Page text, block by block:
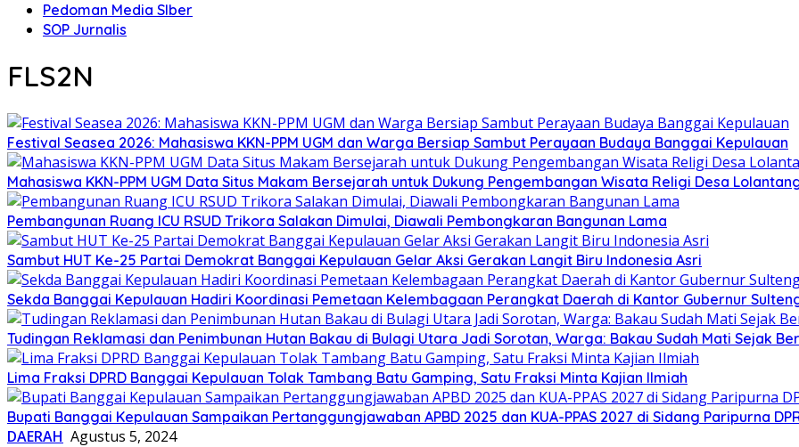
Pedoman Media SIber
SOP Jurnalis
FLS2N
Festival Seasea 2026: Mahasiswa KKN-PPM UGM dan Warga Bersiap Sambut Perayaan Budaya Banggai Kepulauan
Mahasiswa KKN-PPM UGM Data Situs Makam Bersejarah untuk Dukung Pengembangan Wisata Religi Desa
Pembangunan Ruang ICU RSUD Trikora Salakan Dimulai, Diawali Pembongkaran Bangunan Lama
Sambut HUT Ke-25 Partai Demokrat Banggai Kepulauan Gelar Aksi Gerakan Langit Biru Indonesia Asri
Sekda Banggai Kepulauan Hadiri Koordinasi Pemetaan Kelembagaan Perangkat Daerah di Kantor Gubernur
Tudingan Reklamasi dan Penimbunan Hutan Bakau di Bulagi Utara Jadi Sorotan, Warga: Bakau Sudah Mati Sejak
Lima Fraksi DPRD Banggai Kepulauan Tolak Tambang Batu Gamping, Satu Fraksi Minta Kajian Ilmiah
Bupati Banggai Kepulauan Sampaikan Pertanggungjawaban APBD 2025 dan KUA-PPAS 2027 di Sidang Paripurna
DAERAH Agustus 5, 2024